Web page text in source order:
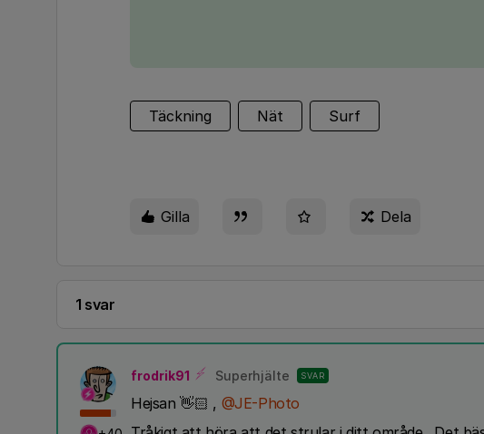
Täckning Nät Surf
Gilla Dela
1 svar
frodrik91 Superhjälte SVAR
Hejsan 👋🏻 , @JE-Photo